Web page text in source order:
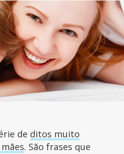
de ditos muito
. São frases que